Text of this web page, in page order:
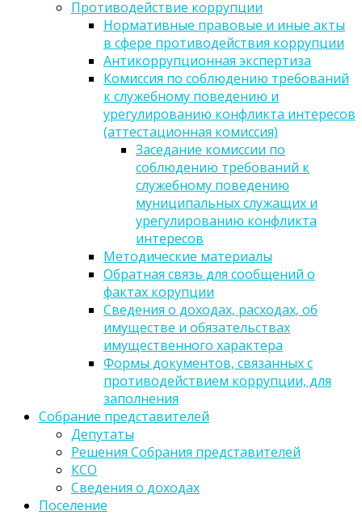
Противодействие коррупции
Нормативные правовые и иные акты
в сфере противодействия коррупции
Антикоррупционная экспертиза
Комиссия по соблюдению требований
к служебному поведению и
урегулированию конфликта интересов
(аттестационная комиссия)
Заседание комиссии по
соблюдению требований к
служебному поведению
муниципальных служащих и
урегулированию конфликта
интересов
Методические материалы
Обратная связь для сообщений о
фактах корупции
Сведения о доходах, расходах, об
имуществе и обязательствах
имущественного характера
Формы документов, связанных с
противодействием коррупции, для
заполнения
Собрание представителей
Депутаты
Решения Собрания представителей
КСО
Сведения о доходах
Поселение